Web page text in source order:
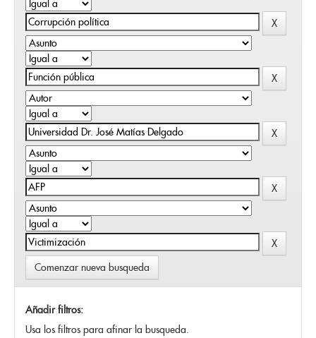
Comenzar nueva busqueda
Añadir filtros:
Usa los filtros para afinar la busqueda.